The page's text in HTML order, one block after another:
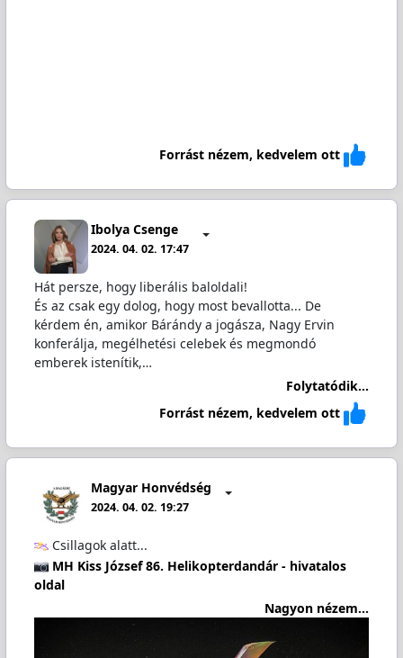
Forrást nézem, kedvelem ott
Ibolya Csenge
2024. 04. 02. 17:47
Hát persze, hogy liberális baloldali!
És az csak egy dolog, hogy most bevallotta... De
kérdem én, amikor Bárándy a jogásza, Nagy Ervin
konferálja, megélhetési celebek és megmondó
emberek istenítik,…
Folytatódik...
Forrást nézem, kedvelem ott
Magyar Honvédség
2024. 04. 02. 19:27
Csillagok alatt...
MH Kiss József 86. Helikopterdandár - hivatalos
oldal
Nagyon nézem...